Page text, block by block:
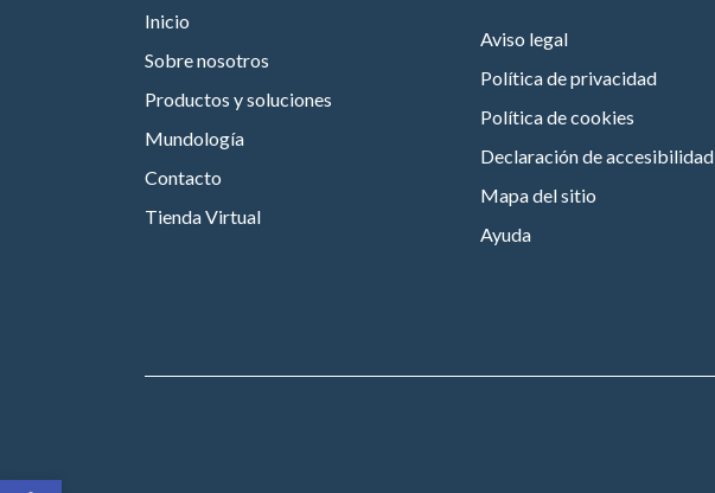
Inicio
Sobre nosotros
Productos y soluciones
Mundología
Contacto
Tienda Virtual
Aviso legal
Política de privacidad
Política de cookies
Declaración de accesibilidad
Mapa del sitio
Ayuda